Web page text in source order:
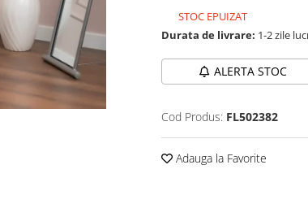
STOC EPUIZAT
Durata de livrare: 1-2 zile
ALERTA STOC
Cod Produs: FL502382
Adauga la Favorite